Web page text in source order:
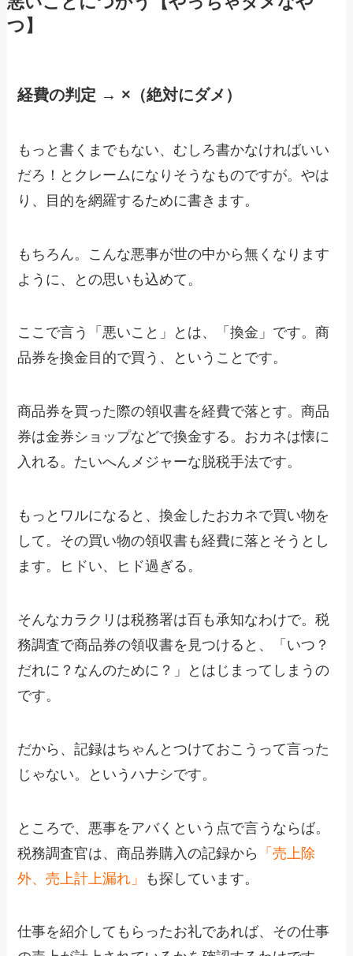
つ】
経費の判定 → ×（絶対にダメ）
もっと書くまでもない、むしろ書かなければいい
だろ！とクレームになりそうなものですが。やは
り、目的を網羅するために書きます。
もちろん。こんな悪事が世の中から無くなります
ように、との思いも込めて。
ここで言う「悪いこと」とは、「換金」です。商
品券を換金目的で買う、ということです。
商品券を買った際の領収書を経費で落とす。商品
券は金券ショップなどで換金する。おカネは懐に
入れる。たいへんメジャーな脱税手法です。
もっとワルになると、換金したおカネで買い物を
して。その買い物の領収書も経費に落とそうとし
ます。ヒドい、ヒド過ぎる。
そんなカラクリは税務署は百も承知なわけで。税
務調査で商品券の領収書を見つけると、「いつ？
だれに？なんのために？」とはじまってしまうの
です。
だから、記録はちゃんとつけておこうって言った
じゃない。というハナシです。
ところで、悪事をアバくという点で言うならば。
税務調査官は、商品券購入の記録から
「売上除
外、売上計上漏れ」
も探しています。
仕事を紹介してもらったお礼であれば、その仕事